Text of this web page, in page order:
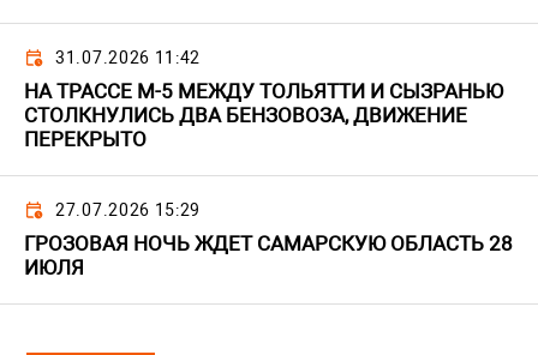
31.07.2026 11:42
НА ТРАССЕ М-5 МЕЖДУ ТОЛЬЯТТИ И СЫЗРАНЬЮ
СТОЛКНУЛИСЬ ДВА БЕНЗОВОЗА, ДВИЖЕНИЕ
ПЕРЕКРЫТО
27.07.2026 15:29
ГРОЗОВАЯ НОЧЬ ЖДЕТ САМАРСКУЮ ОБЛАСТЬ 28
ИЮЛЯ